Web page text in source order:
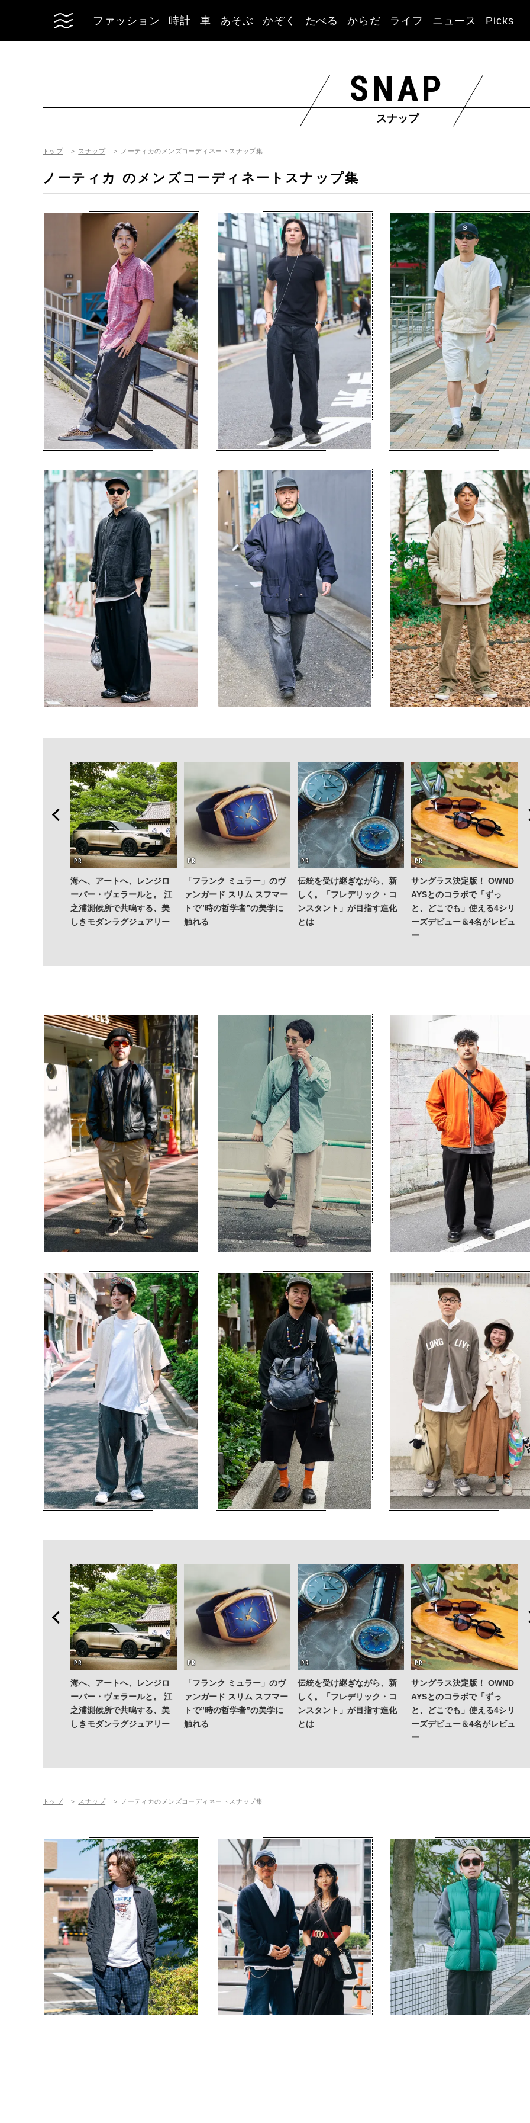
ファッション 時計 車 あそぶ かぞく たべる からだ ライフ ニュース Picks
SNAP
スナップ
トップ スナップ ノーティカのメンズコーディネートスナップ集
ノーティカ のメンズコーディネートスナップ集
海へ、アートへ、レンジロ
ーバー・ヴェラールと。 江
之浦測候所で共鳴する、美
しきモダンラグジュアリー
「フランク ミュラー」のヴ
ァンガード スリム スフマー
トで”時の哲学者”の美学に
触れる
伝統を受け継ぎながら、新
しく。「フレデリック・コ
ンスタント」が目指す進化
とは
サングラス決定版！ OWND
AYSとのコラボで「ずっ
と、どこでも」使える4シリ
ーズデビュー＆4名がレビュ
ー
海へ、アートへ、レンジロ
ーバー・ヴェラールと。 江
之浦測候所で共鳴する、美
しきモダンラグジュアリー
「フランク ミュラー」のヴ
ァンガード スリム スフマー
トで”時の哲学者”の美学に
触れる
伝統を受け継ぎながら、新
しく。「フレデリック・コ
ンスタント」が目指す進化
とは
サングラス決定版！ OWND
AYSとのコラボで「ずっ
と、どこでも」使える4シリ
ーズデビュー＆4名がレビュ
ー
トップ スナップ ノーティカのメンズコーディネートスナップ集